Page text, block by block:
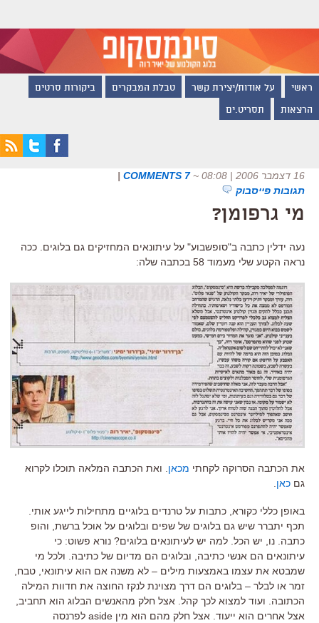
ראשי על אודות/יצירת קשר טבלת המבקרים ביקורות סרטים
הרצאות תסריט.ים
16 דצמבר 2006 | 08:08 ~
7 COMMENTS
|
תגובות פייסבוק
מי גרפומן?
נעה ידלין כתבה ב"סופשבוע" על עיתונאים המחזיקים גם בלוגים. ככה
נראה הקטע שלי מעמוד 58 בכתבה שלה:
את הכתבה הסרוקה לקחתי מכאן. ואת הכתבה המלאה תוכלו לקרוא
גם כאן.
באופן כללי כקורא, כתבות על טרנדים בלוגיים מתחילות לייגע אותי.
תכף יתברר שיש גם בלוגים של שפים ובלוגים על אוכל ברשת, והופ
כתבה. נו, יש הכל. למה יש לעיתונאים בלוגים? נורא פשוט: כי
עיתונאים הם אנשי כתיבה, ובלוגים הם מדיום של כתיבה. ולכל מי
שמבטא את עצמו באמצעות מילים – לא משנה אם הוא עיתונאי, טבח,
זמר או לבלר – בלוגים הם דרך מצוינת לנקז החוצה את חדוות המילה
הכתובה. ועוד למצוא לכך קהל. אצל חלק מהאנשים הבלוג הוא תחביב,
אצל אחרים הוא ייעוד. אצל חלק מהם הוא מין aside לפרנסה